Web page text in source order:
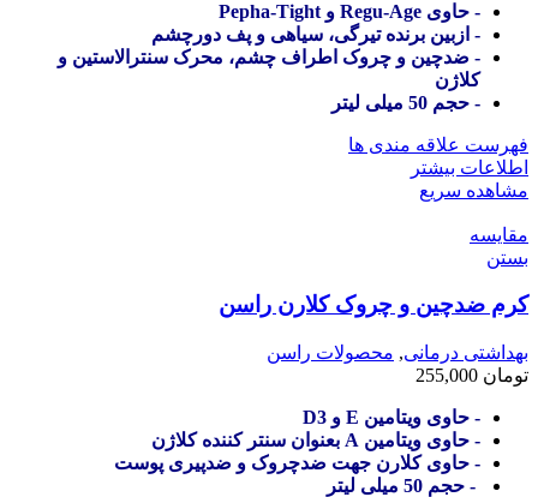
- حاوی Regu-Age و Pepha-Tight
- ازبین برنده تیرگی، سیاهی و پف دورچشم
- ضدچین و چروک اطراف چشم، محرک سنترالاستین و
کلاژن
- حجم 50 میلی لیتر
فهرست علاقه مندی ها
اطلاعات بیشتر
مشاهده سریع
مقایسه
بستن
کرم ضدچین و چروک کلارن راسن
بهداشتی درمانی, محصولات راسن
تومان
- حاوی ویتامین E و D3
- حاوی ویتامین A بعنوان سنتر کننده کلاژن
- حاوی کلارن جهت ضدچروک و ضدپیری پوست
- حجم 50 میلی لیتر